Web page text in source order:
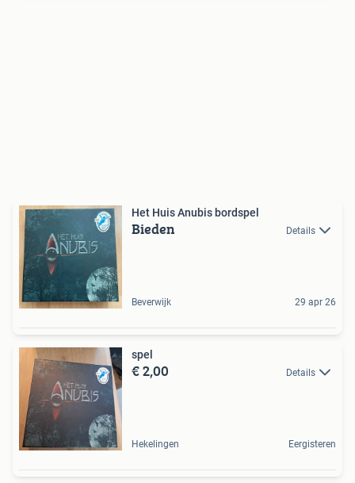
Het Huis Anubis bordspel
Bieden Details
Beverwijk 29 apr 26
spel
€ 2,00 Details
Hekelingen Eergisteren